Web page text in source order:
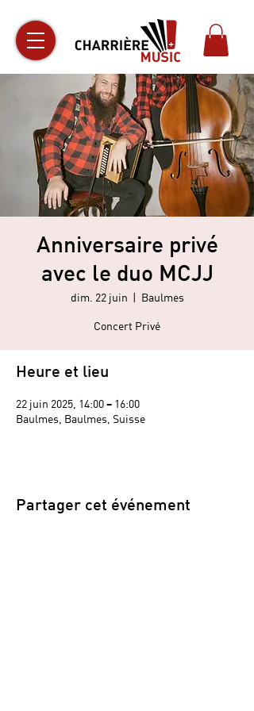
Anniversaire privé
avec le duo MCJJ
dim. 22 juin
  |
Baulmes
Concert Privé
Heure et lieu
22 juin 2025, 14:00 – 16:00
Baulmes, Baulmes, Suisse
Partager cet événement